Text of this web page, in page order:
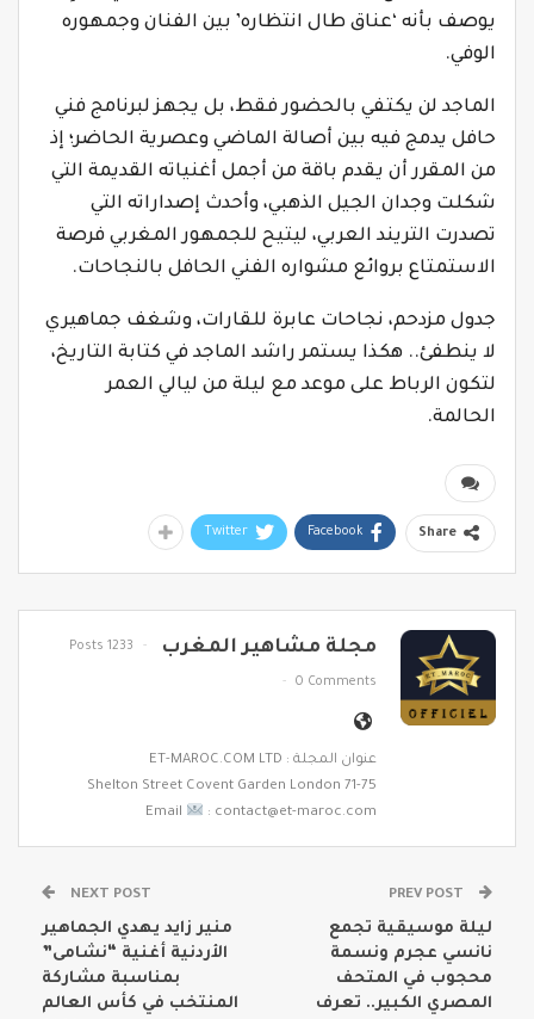
يوصف بأنه ‘عناق طال انتظاره’ بين الفنان وجمهوره
الوفي.
‎الماجد لن يكتفي بالحضور فقط، بل يجهز لبرنامج فني
حافل يدمج فيه بين أصالة الماضي وعصرية الحاضر؛ إذ
من المقرر أن يقدم باقة من أجمل أغنياته القديمة التي
شكلت وجدان الجيل الذهبي، وأحدث إصداراته التي
تصدرت التريند العربي، ليتيح للجمهور المغربي فرصة
الاستمتاع بروائع مشواره الفني الحافل بالنجاحات.
‎جدول مزدحم، نجاحات عابرة للقارات، وشغف جماهيري
لا ينطفئ.. هكذا يستمر راشد الماجد في كتابة التاريخ،
لتكون الرباط على موعد مع ليلة من ليالي العمر
الحالمة.⁩⁩⁩
Share
Facebook
Twitter
مجلة مشاهير المغرب 1233 Posts
0 Comments
عنوان المجلة : ET-MAROC.COM LTD
71-75 Shelton Street Covent Garden London
Email
: contact@et-maroc.com
ليلة موسيقية تجمع
نانسي عجرم ونسمة
محجوب في المتحف
المصري الكبير.. تعرف
NEXT POST
منير زايد يهدي الجماهير
الأردنية أغنية “نشامى”
بمناسبة مشاركة
المنتخب في كأس العالم